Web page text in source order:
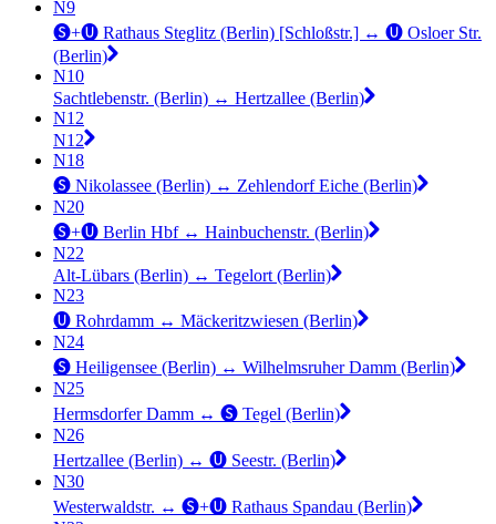
N9
🅢+🅤 Rathaus Steglitz (Berlin) [Schloßstr.] ↔︎ 🅤 Osloer Str.
(Berlin)
N10
Sachtlebenstr. (Berlin) ↔︎ Hertzallee (Berlin)
N12
N12
N18
🅢 Nikolassee (Berlin) ↔︎ Zehlendorf Eiche (Berlin)
N20
🅢+🅤 Berlin Hbf ↔︎ Hainbuchenstr. (Berlin)
N22
Alt-Lübars (Berlin) ↔︎ Tegelort (Berlin)
N23
🅤 Rohrdamm ↔︎ Mäckeritzwiesen (Berlin)
N24
🅢 Heiligensee (Berlin) ↔︎ Wilhelmsruher Damm (Berlin)
N25
Hermsdorfer Damm ↔︎ 🅢 Tegel (Berlin)
N26
Hertzallee (Berlin) ↔︎ 🅤 Seestr. (Berlin)
N30
Westerwaldstr. ↔︎ 🅢+🅤 Rathaus Spandau (Berlin)